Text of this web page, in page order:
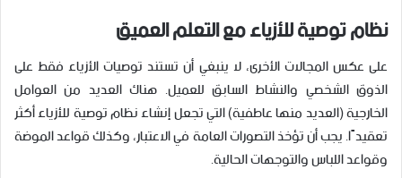
نظام توصية للأزياء مع التعلم العميق
على عكس المجالات الأخرى، لا ينبغي أن تستند توصيات الأزياء فقط على
الذوق الشخصي والنشاط السابق للعميل. هناك العديد من العوامل
الخارجية (العديد منها عاطفية) التي تجعل إنشاء نظام توصية للأزياء أكثر
تعقيدًا. يجب أن تؤخذ التصورات العامة في الاعتبار، وكذلك قواعد الموضة
وقواعد اللباس والتوجهات الحالية.